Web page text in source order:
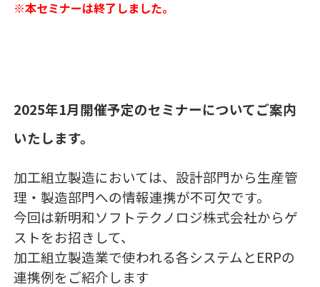
※本セミナーは終了しました。
2025年1月開催予定のセミナーについてご案内
いたします。
加工組立製造においては、設計部門から生産管
理・製造部門への情報連携が不可欠です。
今回は新明和ソフトテクノロジ株式会社からゲ
ストをお招きして、
加工組立製造業で使われる各システムとERPの
連携例をご紹介します